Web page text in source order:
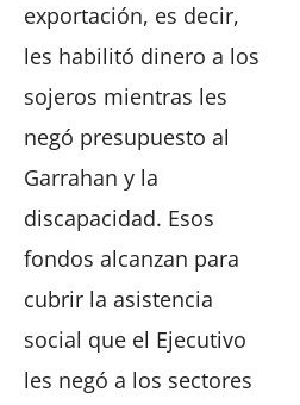
exportación, es decir,
les habilitó dinero a los
sojeros mientras les
negó presupuesto al
Garrahan y la
discapacidad. Esos
fondos alcanzan para
cubrir la asistencia
social que el Ejecutivo
les negó a los sectores